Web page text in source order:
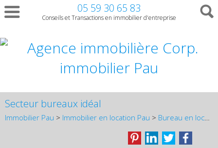
05 59 30 65 83
Conseils et Transactions en immobilier d'entreprise
Secteur bureaux idéal
Immobilier Pau > Immobilier en location Pau > Bureau en location Pau